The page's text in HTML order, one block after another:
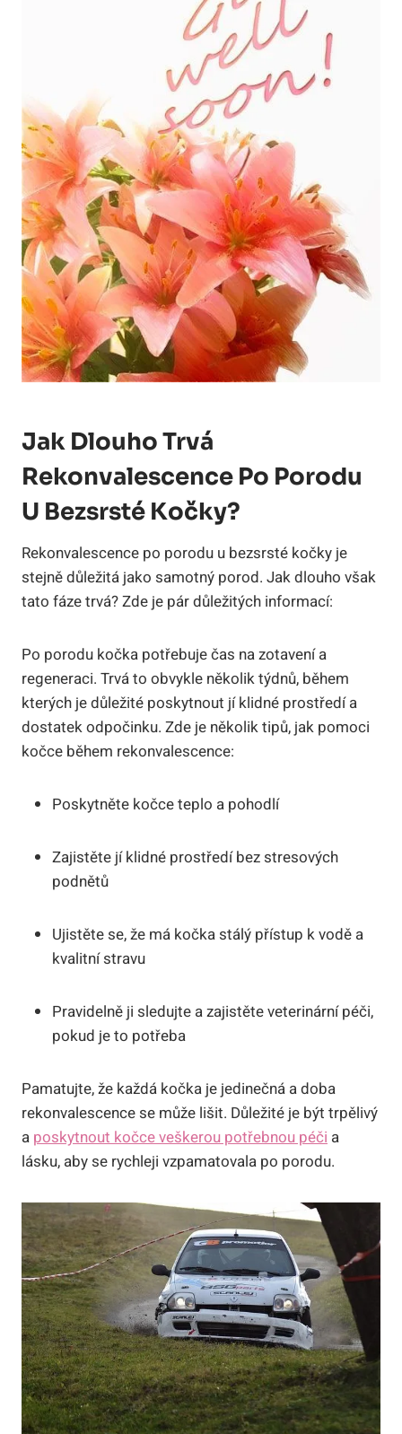
Jak Dlouho Trvá
Rekonvalescence Po Porodu
U Bezsrsté Kočky?
Rekonvalescence po porodu u bezsrsté kočky je
stejně důležitá jako samotný porod. Jak dlouho však
tato fáze trvá? Zde je pár důležitých informací:
Po porodu kočka potřebuje čas na zotavení a
regeneraci. Trvá to obvykle několik týdnů, během
kterých je důležité poskytnout jí klidné prostředí a
dostatek odpočinku. Zde je několik tipů, jak pomoci
kočce během rekonvalescence:
Poskytněte kočce teplo a pohodlí
Zajistěte jí klidné prostředí bez stresových
podnětů
Ujistěte se, že má kočka stálý přístup k vodě a
kvalitní stravu
Pravidelně ji sledujte a zajistěte veterinární péči,
pokud je to potřeba
Pamatujte, že každá kočka je jedinečná a doba
rekonvalescence se může lišit. Důležité je být trpělivý
a poskytnout kočce veškerou potřebnou péči a
lásku, aby se rychleji vzpamatovala po porodu.